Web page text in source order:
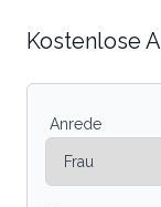
Kostenlose
Anrede